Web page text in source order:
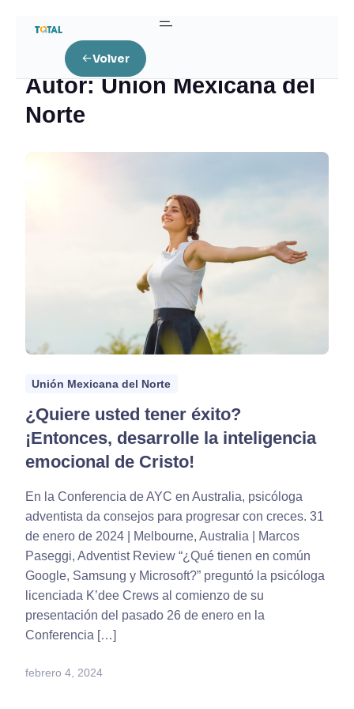
Volver
Home Author: Unión Mexicana del Norte
Autor:Unión Mexicana del
Norte
Unión Mexicana del Norte
¿Quiere usted tener éxito?
¡Entonces, desarrolle la inteligencia
emocional de Cristo!
En la Conferencia de AYC en Australia, psicóloga
adventista da consejos para progresar con creces. 31
de enero de 2024 | Melbourne, Australia | Marcos
Paseggi, Adventist Review “¿Qué tienen en común
Google, Samsung y Microsoft?” preguntó la psicóloga
licenciada K’dee Crews al comienzo de su
presentación del pasado 26 de enero en la
Conferencia […]
febrero 4, 2024